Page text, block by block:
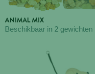
ANIMAL MIX
Beschikbaar in 2 gewichten